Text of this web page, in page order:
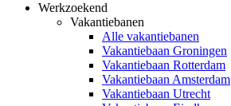
Werkzoekend
Vakantiebanen
Alle vakantiebanen
Vakantiebaan Groningen
Vakantiebaan Rotterdam
Vakantiebaan Amsterdam
Vakantiebaan Utrecht